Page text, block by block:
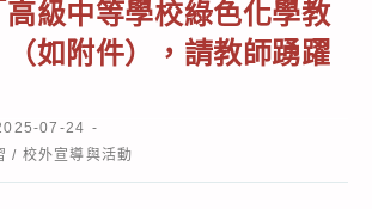
級中等學校綠色化學教
如附件），請教師踴躍
07-24
/ 校外宣導與活動